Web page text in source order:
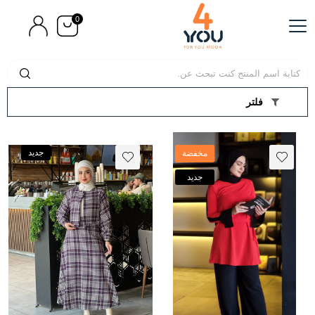
0
فلتر
مخفضة
جديد
جديد